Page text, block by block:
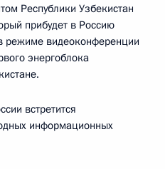
Республики Узбекистан
прибудет в Россию
режиме видеоконференции
энергоблока
встретится
информационных